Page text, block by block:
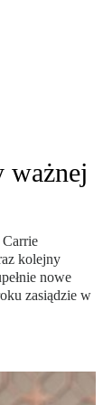
ważnej
Carrie
kolejny
nowe
zasiądzie w